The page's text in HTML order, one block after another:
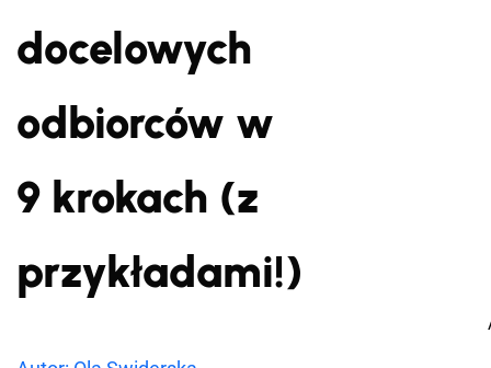
docelowych
odbiorców w
9 krokach (z
przykładami!)